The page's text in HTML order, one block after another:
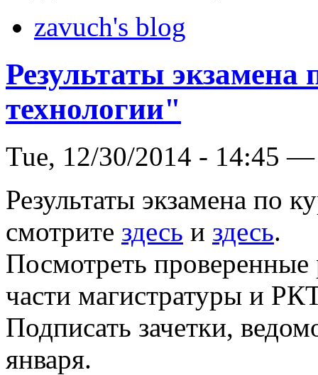
zavuch's blog
Результаты
технологии"
Tue, 12/30/2014 - 14:45 —
Результаты экзамена по
смотрите здесь и здесь.
Посмотреть
части магистратуры и
Подписать зачетки,
января.